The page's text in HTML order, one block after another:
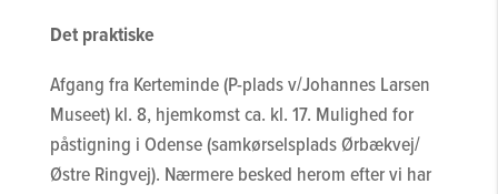
Det praktiske
Afgang fra Kerteminde (P-plads v/Johannes Larsen
Museet) kl. 8, hjemkomst ca. kl. 17. Mulighed for
påstigning i Odense (samkørselsplads Ørbækvej/
Østre Ringvej). Nærmere besked herom efter vi har